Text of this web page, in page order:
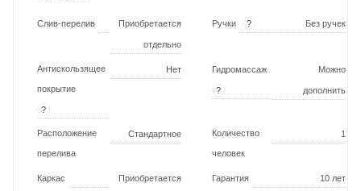
Слив-перелив Приобретается
отдельно
Ручки ? Без ручек
Антискользящее
покрытие
?
Нет Гидромассаж
?
Можно
дополнить
Расположение
перелива
Стандартное Количество
человек
1
Каркас Приобретается Гарантия 10 лет